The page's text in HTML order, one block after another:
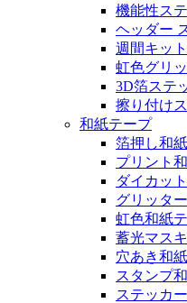
機能性ス
ヘッダー
週間キッ
虹色グリ
3D箔ステ
擦り付け
和紙テープ
箔押し和
プリント
ダイカッ
グリッタ
虹色和紙
蓄光マス
穴あき和
スタンプ
ステッカ